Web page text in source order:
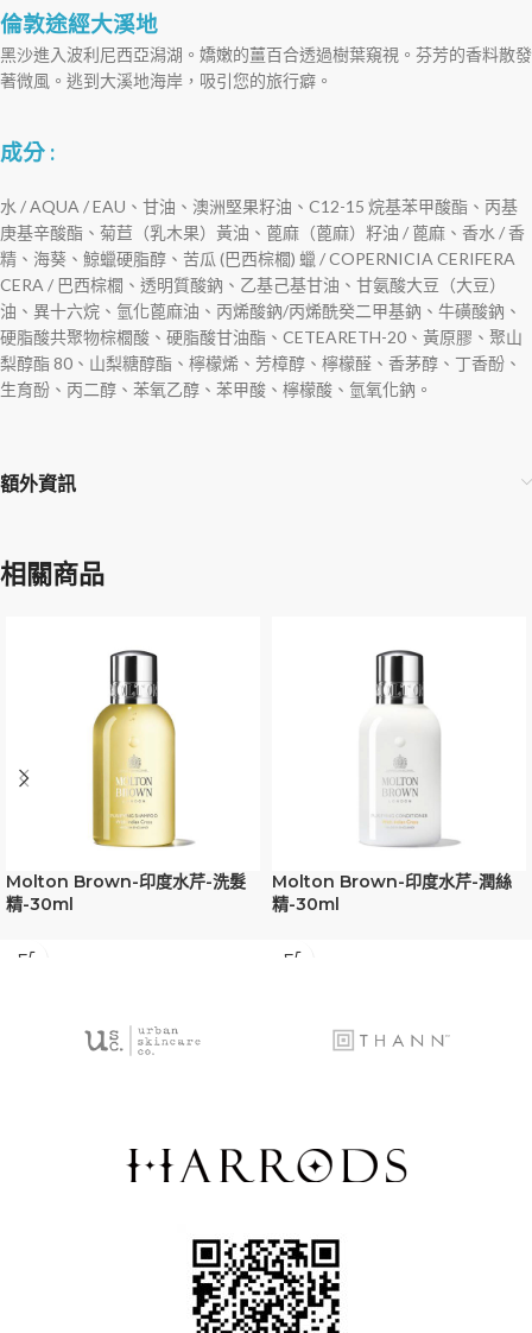
倫敦途經大溪地
黑沙進入波利尼西亞潟湖。嬌嫩的薑百合透過樹葉窺視。芬芳的香料散發
著微風。逃到大溪地海岸，吸引您的旅行癖。
成分 :
水 / AQUA / EAU、甘油、澳洲堅果籽油、C12-15 烷基苯甲酸酯、丙基
庚基辛酸酯、菊苣（乳木果）黃油、蓖麻（蓖麻）籽油 / 蓖麻、香水 / 香
精、海葵、鯨蠟硬脂醇、苦瓜 (巴西棕櫚) 蠟 / COPERNICIA CERIFERA
CERA / 巴西棕櫚、透明質酸鈉、乙基己基甘油、甘氨酸大豆（大豆）
油、異十六烷、氫化蓖麻油、丙烯酸鈉/丙烯酰癸二甲基鈉、牛磺酸鈉、
硬脂酸共聚物棕櫚酸、硬脂酸甘油酯、CETEARETH-20、黃原膠、聚山
梨醇酯 80、山梨糖醇酯、檸檬烯、芳樟醇、檸檬醛、香茅醇、丁香酚、
生育酚、丙二醇、苯氧乙醇、苯甲酸、檸檬酸、氫氧化鈉。
額外資訊
相關商品
Molton Brown-印度水芹-洗髮
精-30ml
Molton Brown-印度水芹-潤絲
精-30ml